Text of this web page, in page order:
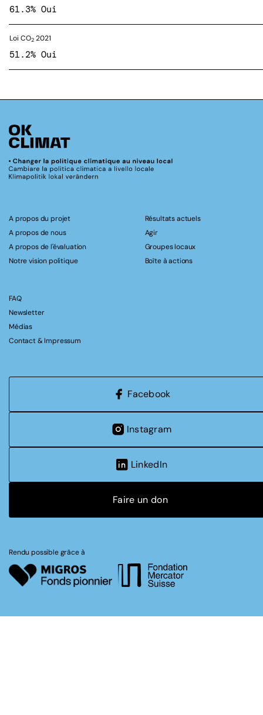
61.3% Oui
Loi CO2 2021
51.2% Oui
A propos du projet
A propos de nous
A propos de l'évaluation
Notre vision politique
Résultats actuels
Agir
Groupes locaux
Boîte à actions
FAQ
Newsletter
Médias
Contact & Impressum
Facebook
Instagram
LinkedIn
Faire un don
Rendu possible grâce à